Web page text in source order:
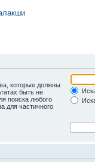
которые должны
быть не
поиска любого
для частичного